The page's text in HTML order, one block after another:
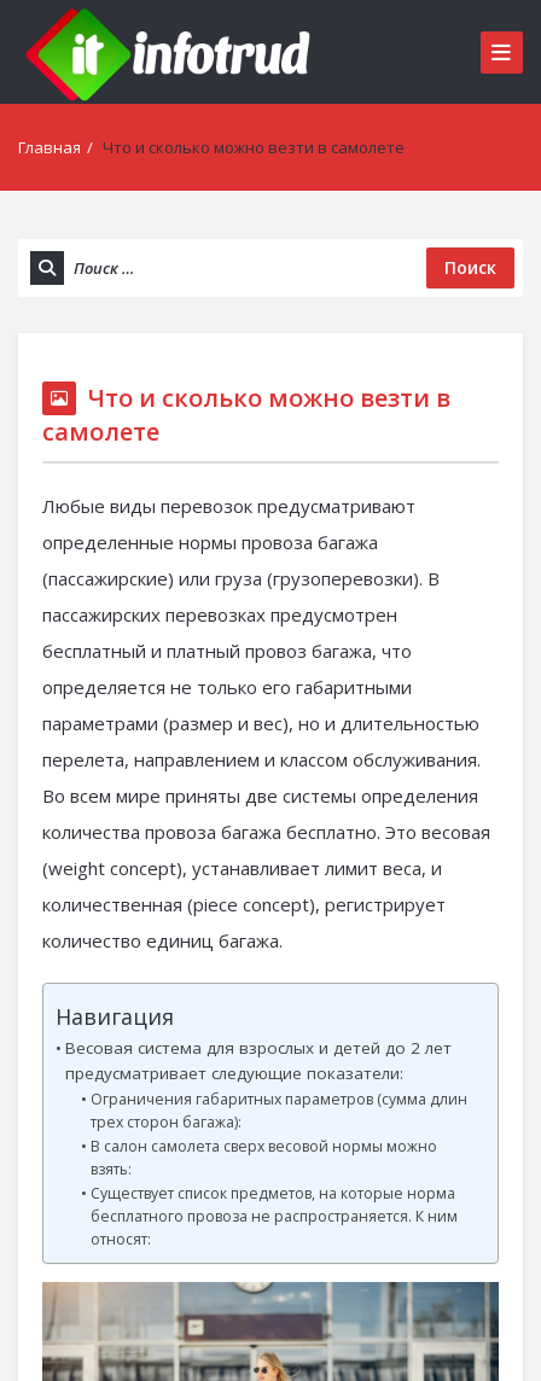
Главная / Что и сколько можно везти в самолете
Поиск
Что и сколько можно везти в
самолете
Любые виды перевозок предусматривают
определенные нормы провоза багажа
(пассажирские) или груза (грузоперевозки). В
пассажирских перевозках предусмотрен
бесплатный и платный провоз багажа, что
определяется не только его габаритными
параметрами (размер и вес), но и длительностью
перелета, направлением и классом обслуживания.
Во всем мире приняты две системы определения
количества провоза багажа бесплатно. Это весовая
(weight concept), устанавливает лимит веса, и
количественная (piece concept), регистрирует
количество единиц багажа.
Навигация
Весовая система для взрослых и детей до 2 лет
предусматривает следующие показатели:
Ограничения габаритных параметров (сумма длин
трех сторон багажа):
В салон самолета сверх весовой нормы можно
взять:
Существует список предметов, на которые норма
бесплатного провоза не распространяется. К ним
относят: